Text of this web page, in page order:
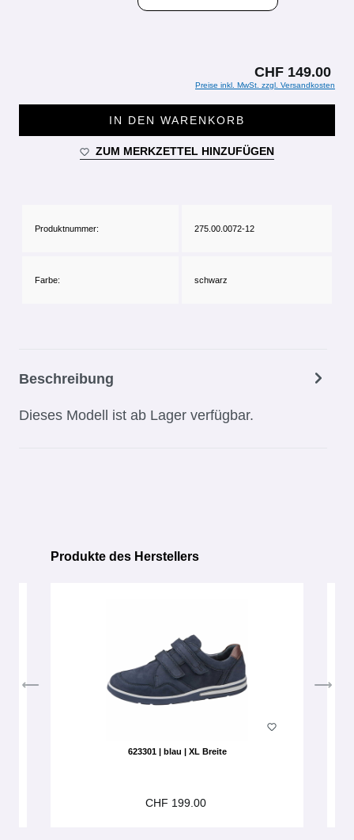
CHF 149.00
Preise inkl. MwSt. zzgl. Versandkosten
IN DEN WARENKORB
ZUM MERKZETTEL HINZUFÜGEN
Produktnummer: 275.00.0072-12
Farbe: schwarz
Beschreibung
Dieses Modell ist ab Lager verfügbar.
Produktgalerie überspringen
Produkte des Herstellers
623301 | blau | XL Breite
CHF 199.00